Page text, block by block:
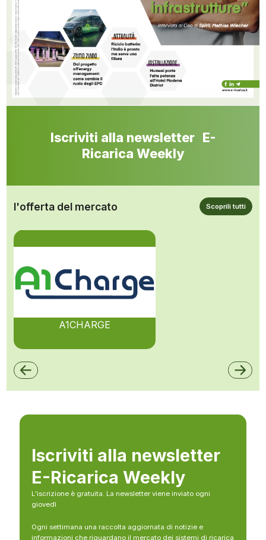
Iscriviti alla newsletter E-
Ricarica Weekly
l'offerta del mercato Scoprili tutti
A1CHARGE
Iscriviti alla newsletter
E-Ricarica Weekly
L’iscrizione è gratuita. La newsletter viene inviato ogni
giovedì
Ogni settimana una raccolta aggiornata di notizie e
informazioni che riguardano il mercato dei sistemi di ricarica